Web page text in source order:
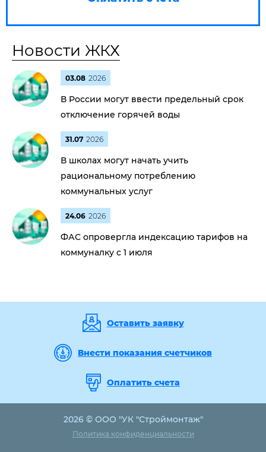
Новости ЖКХ
03.08 2026
В России могут ввести предельный срок
отключение горячей воды
31.07 2026
В школах могут начать учить
рациональному потреблению
коммунальных услуг
24.06 2026
ФАС опровергла индексацию тарифов на
коммуналку с 1 июля
Оставить заявку
Внести показания счетчиков
Оплатить счета
2026 © ООО "УК "Строймонтаж"
Политика конфиденциальности